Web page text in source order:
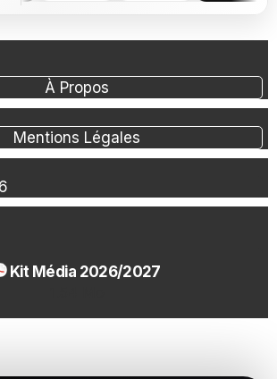
À Propos
Mentions Légales
Kit Média 2026/2027